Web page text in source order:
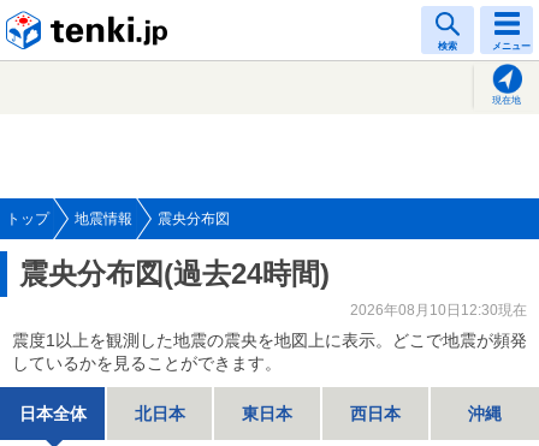
検索 メニュー
現在地
トップ 地震情報 震央分布図
震央分布図(過去24時間)
2026年08月10日12:30現在
震度1以上を観測した地震の震央を地図上に表示。どこで地震が頻発
しているかを見ることができます。
日本全体 北日本 東日本 西日本 沖縄